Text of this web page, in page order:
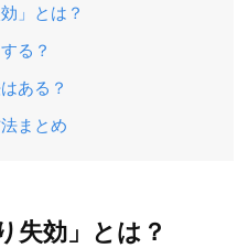
」とは？
る？
ある？
まとめ
失効」とは？